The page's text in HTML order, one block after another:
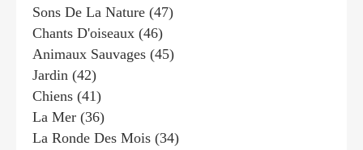
Sons De La Nature (47)
Chants D'oiseaux (46)
Animaux Sauvages (45)
Jardin (42)
Chiens (41)
La Mer (36)
La Ronde Des Mois (34)